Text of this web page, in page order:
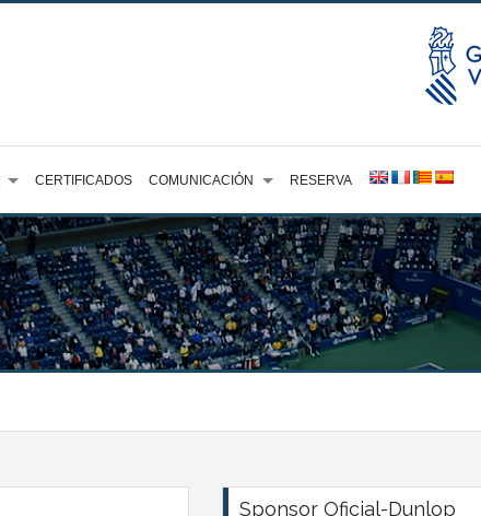
CERTIFICADOS COMUNICACIÓN RESERVA
Sponsor Oficial-Dunlop